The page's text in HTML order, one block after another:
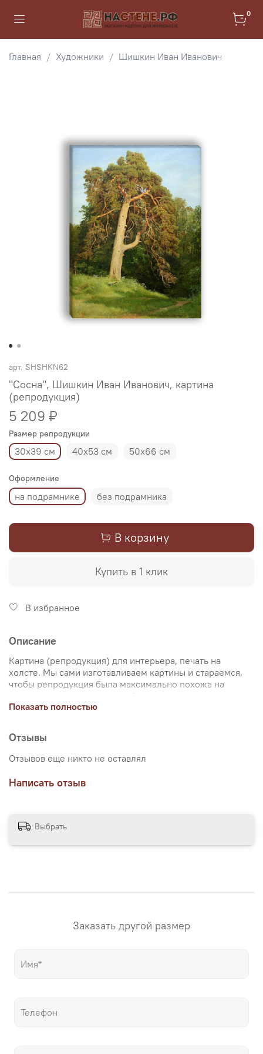
0
Главная Художники Шишкин Иван Иванович
арт. SHSHKN62
"Сосна", Шишкин Иван Иванович, картина
(репродукция)
5 209 ₽
Размер репродукции
30х39 см 40х53 см 50х66 см
Оформление
на подрамнике без подрамника
В корзину
Купить в 1 клик
В избранное
Описание
Картина (репродукция) для интерьера, печать на
холсте. Мы сами изготавливаем картины и стараемся,
чтобы репродукция была максимально похожа на
Именно поэтому, мы уделяем особое внимание
печати используются художественный хлопковый холст
и экологические чернила. Репродукцию можно купить
на подрамнике (деревянный подрамник, галерейная
натяжка) или без подрамника (только холст,
доставляется в рулоне в тубусе). Картина продается в
нескольких вариантах размеров, представленных на
репродукции мировых шедевров живописи, только
Показать полностью
Отзывы
Отзывов еще никто не оставлял
Написать отзыв
Выбрать
Заказать другой размер